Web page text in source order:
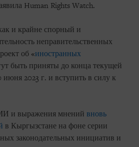
Human Rights Watch.
и крайне спорный и
неправительственных
об «иностранных
быть приняты до конца текущей
июня 2023 г. и вступить в силу к
и выражения мнений вновь
в Кыргызстане на фоне серии
законодательных инициатив и